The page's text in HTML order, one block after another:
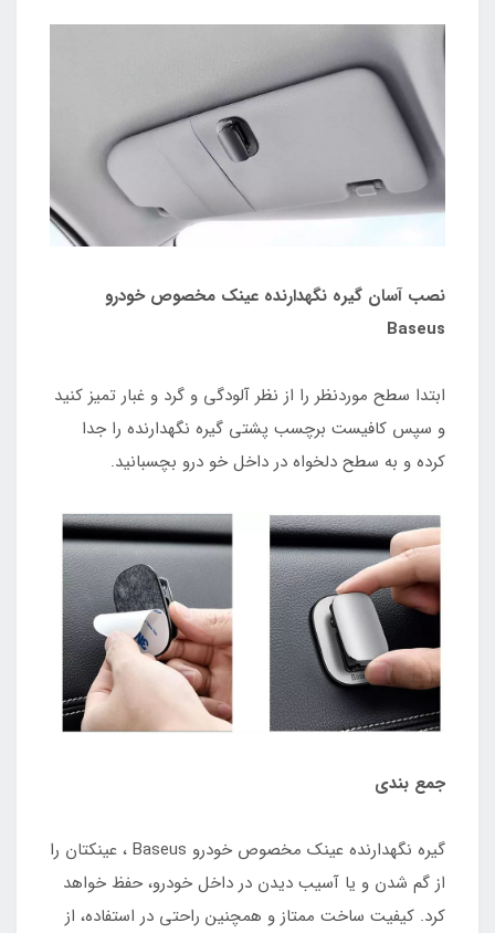
نصب آسان گیره نگهدارنده عینک مخصوص خودرو
Baseus
ابتدا سطح موردنظر را از نظر آلودگی و گرد و غبار تمیز کنید
و سپس کافیست برچسب پشتی گیره نگهدارنده را جدا
کرده و به سطح دلخواه در داخل خو درو بچسبانید.
جمع بندی
گیره نگهدارنده عینک مخصوص خودرو Baseus ، عینکتان را
از گم شدن و یا آسیب دیدن در داخل خودرو، حفظ خواهد
کرد. کیفیت ساخت ممتاز و همچنین راحتی در استفاده، از